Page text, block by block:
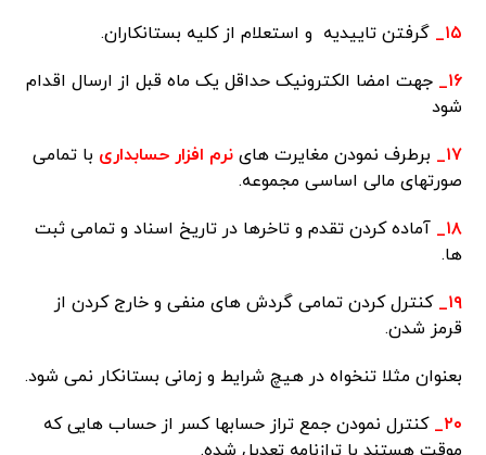
۱۵_
گرفتن تاییدیه و استعلام از کلیه بستانکاران.
۱۶_
جهت امضا الکترونیک حداقل یک ماه قبل از ارسال اقدام
شود
۱۷_
برطرف نمودن مغایرت هاینرم افزار حسابداری با تمامی
صورتهای مالی اساسی مجموعه.
۱۸_
آماده کردن تقدم و تاخرها در تاریخ اسناد و تمامی ثبت
ها.
۱۹_
کنترل کردن تمامی گردش های منفی و خارج کردن از
قرمز شدن.
بعنوان مثلا تنخواه در هیچ شرایط و زمانی بستانکار نمی شود.
۲۰_
کنترل نمودن جمع تراز حسابها کسر از حساب هایی که